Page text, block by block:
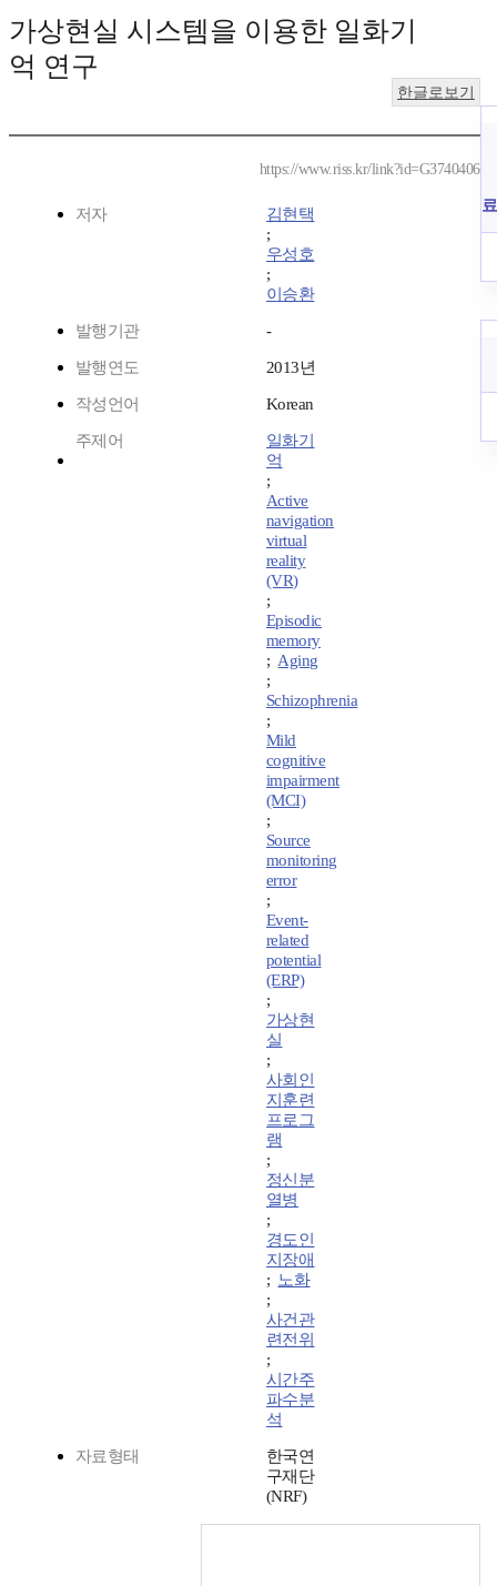
가상현실 시스템을 이용한 일화기
억 연구
한글로보기
https://www.riss.kr/link?id=G3740406
저자
김현택
;
우성호
;
이승환
발행기관 -
발행연도 2013년
작성언어 Korean
주제어
일화기
억
;
Active
navigation
virtual
reality
(VR)
;
Episodic
memory
;Aging
;
Schizophrenia
;
Mild
cognitive
impairment
(MCI)
;
Source
monitoring
error
;
Event-
related
potential
(ERP)
;
가상현
실
;
사회인
지훈련
프로그
램
;
정신분
열병
;
경도인
지장애
; 노화
;
사건관
련전위
;
시간주
파수분
석
자료형태
한국연
구재단
(NRF)
료